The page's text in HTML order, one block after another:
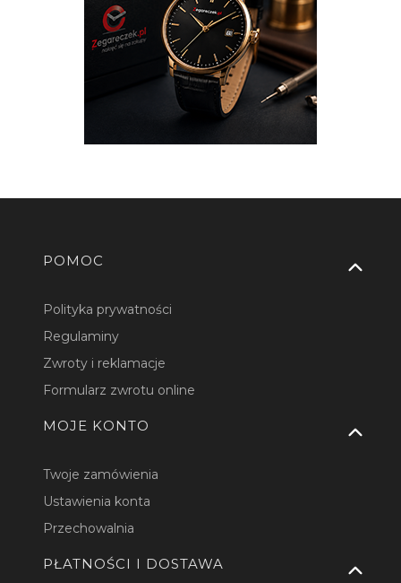
Linki w stopce
POMOC
Polityka prywatności
Regulaminy
Zwroty i reklamacje
Formularz zwrotu online
MOJE KONTO
Twoje zamówienia
Ustawienia konta
Przechowalnia
PŁATNOŚCI I DOSTAWA